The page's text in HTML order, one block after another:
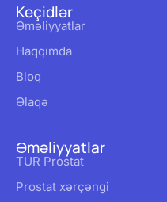
Keçidlər
Əməliyyatlar
Haqqımda
Bloq
Əlaqə
Əməliyyatlar
TUR Prostat
Prostat xərçəngi